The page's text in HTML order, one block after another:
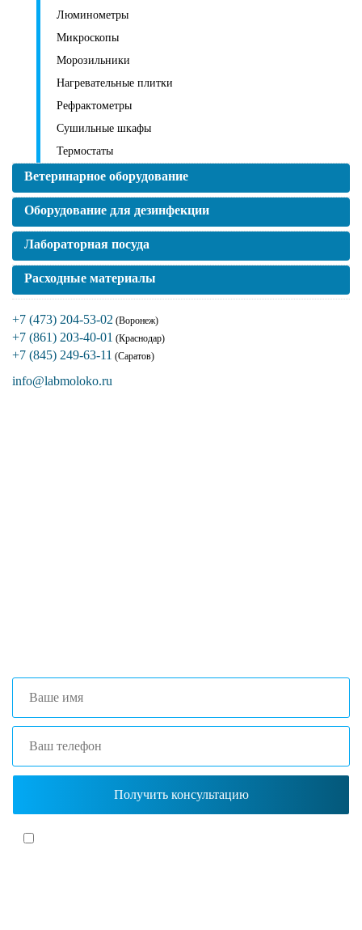
Люминометры
Микроскопы
Морозильники
Нагревательные плитки
Рефрактометры
Сушильные шкафы
Термостаты
Ветеринарное оборудование
Оборудование для дезинфекции
Лабораторная посуда
Расходные материалы
+7 (473) 204-53-02 (Воронеж)
+7 (861) 203-40-01 (Краснодар)
+7 (845) 249-63-11 (Саратов)
info@labmoloko.ru